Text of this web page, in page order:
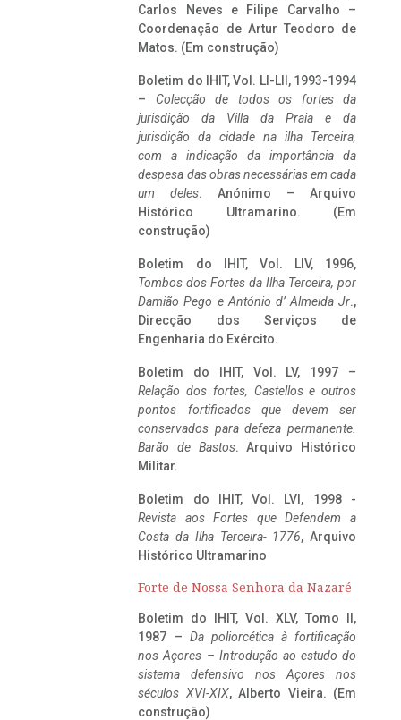
Carlos Neves e Filipe Carvalho –
Coordenação de Artur Teodoro de
Matos. (Em construção)
Boletim do IHIT, Vol. LI-LII, 1993-1994
– Colecção de todos os fortes da
jurisdição da Villa da Praia e da
jurisdição da cidade na ilha Terceira,
com a indicação da importância da
despesa das obras necessárias em cada
um deles. Anónimo – Arquivo
Histórico Ultramarino. (Em
construção)
Boletim do IHIT, Vol. LIV, 1996,
Tombos dos Fortes da Ilha Terceira, por
Damião Pego e António d’ Almeida Jr.,
Direcção dos Serviços de
Engenharia do Exército.
Boletim do IHIT, Vol. LV, 1997 –
Relação dos fortes, Castellos e outros
pontos fortificados que devem ser
conservados para defeza permanente.
Barão de Bastos. Arquivo Histórico
Militar.
Boletim do IHIT, Vol. LVI, 1998 -
Revista aos Fortes que Defendem a
Costa da Ilha Terceira- 1776, Arquivo
Histórico Ultramarino
Forte de Nossa Senhora da Nazaré
Boletim do IHIT, Vol. XLV, Tomo II,
1987 – Da poliorcética à fortificação
nos Açores – Introdução ao estudo do
sistema defensivo nos Açores nos
séculos XVI-XIX, Alberto Vieira. (Em
construção)